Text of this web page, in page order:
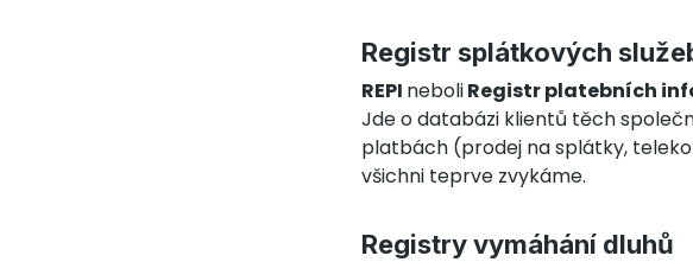
Registr splátkových
REPI neboliRegistr platebních
Jde o databázi klientů těch
platbách (prodej na splátky,
všichni teprve zvykáme.
Registry vymáhání dluhů